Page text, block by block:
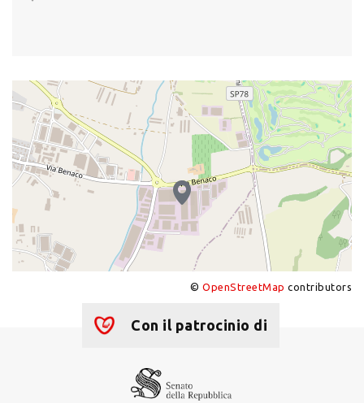
© OpenStreetMap contributors
Con il patrocinio di